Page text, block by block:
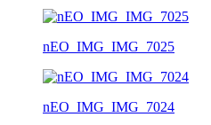
nEO_IMG_IMG_7025
nEO_IMG_IMG_7024